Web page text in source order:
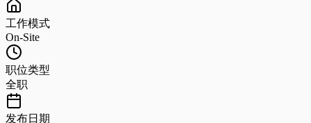
工作模式
On-Site
职位类型
全职
发布日期